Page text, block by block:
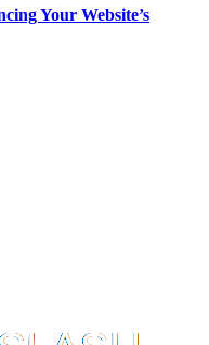
Your Website’s